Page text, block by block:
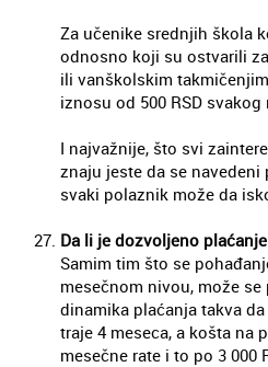
Za učenike srednjih škola
odnosno koji su ostvarili
ili vanškolskim
iznosu od 500 RSD svakog
I najvažnije, što svi
znaju jeste da se
svaki polaznik može da
Da li je dozvoljeno
Samim tim što se
mesečnom nivou, može se
dinamika plaćanja takva
traje 4 meseca, a košta na
mesečne rate i to po 3 000